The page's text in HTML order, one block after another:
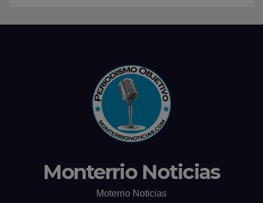
Monterrio Noticias
Moterrio Noticias